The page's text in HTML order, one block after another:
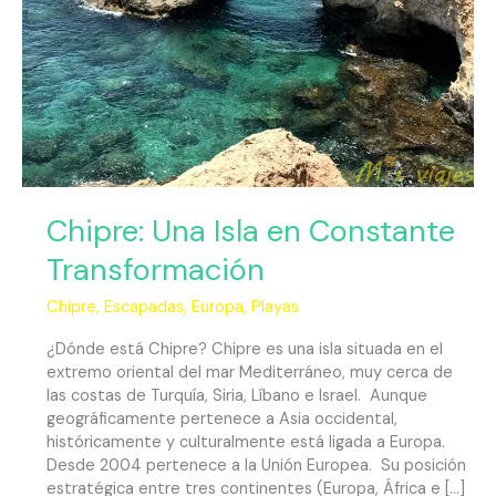
Chipre: Una Isla en Constante
Transformación
Chipre, Escapadas, Europa, Playas
¿Dónde está Chipre? Chipre es una isla situada en el
extremo oriental del mar Mediterráneo, muy cerca de
las costas de Turquía, Siria, Líbano e Israel. Aunque
geográficamente pertenece a Asia occidental,
históricamente y culturalmente está ligada a Europa.
Desde 2004 pertenece a la Unión Europea. Su posición
estratégica entre tres continentes (Europa, África e […]